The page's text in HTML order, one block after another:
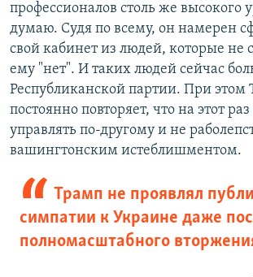
профессионалов столь же высокого
думаю. Судя по всему, он намерен
свой кабинет из людей, которые не
ему "нет". И таких людей сейчас
Республиканской партии. При этом
постоянно повторяет, что на этот
управлять по-другому и не
вашингтонским истеблишментом.
Трамп не проявлял
симпатии к Украине даже
полномасштабного